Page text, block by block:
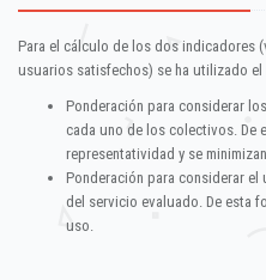
Para el cálculo de los dos indicadores
usuarios satisfechos) se ha utilizado
Ponderación para considerar
cada uno de los colectivos. De
representatividad y se
Ponderación para considerar
del servicio evaluado. De esta
uso.